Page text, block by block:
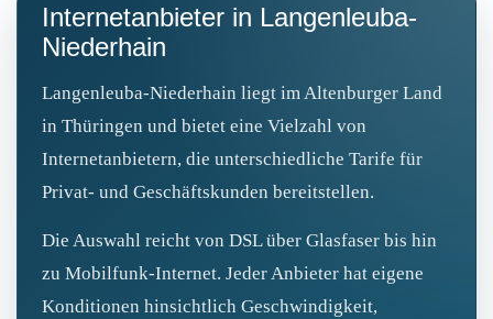
Internetanbieter in Langenleuba-
Niederhain
Langenleuba-Niederhain liegt im Altenburger Land
in Thüringen und bietet eine Vielzahl von
Internetanbietern, die unterschiedliche Tarife für
Privat- und Geschäftskunden bereitstellen.
Die Auswahl reicht von DSL über Glasfaser bis hin
zu Mobilfunk‑Internet. Jeder Anbieter hat eigene
Konditionen hinsichtlich Geschwindigkeit,